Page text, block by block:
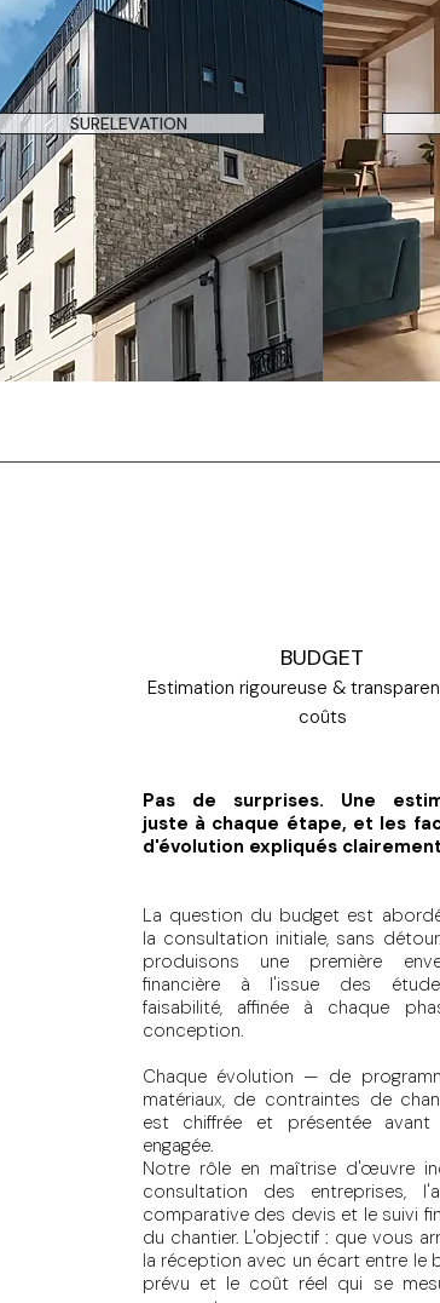
SURELEVATION
BUDGET
Estimation rigoureuse &
coûts
Pas de surprises. Une
juste à chaque étape, et les
d'évolution expliqués
La question du budget est
la consultation initiale, sans
produisons une première
financière à l'issue des
faisabilité, affinée à chaque
conception.
Chaque évolution — de
matériaux, de contraintes de
est chiffrée et présentée avant
engagée.
Notre rôle en maîtrise d'œuvre
consultation des entreprises,
comparative des devis et le suivi
du chantier. L'objectif : que vous
la réception avec un écart entre le
prévu et le coût réel qui se